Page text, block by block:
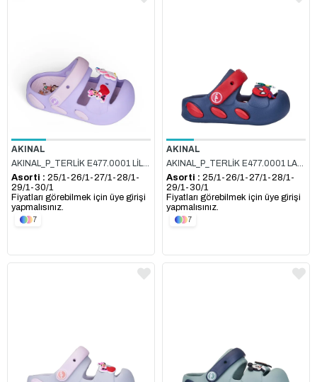
AKINAL
Asorti : 25/1-26/1-27/1-28/1-
29/1-30/1
Fiyatları görebilmek için üye girişi
yapmalısınız.
7
AKINAL
AKINAL_P_TERLİK E477.0001 LACİ_KIRMIZI
Asorti : 25/1-26/1-27/1-28/1-
29/1-30/1
Fiyatları görebilmek için üye girişi
yapmalısınız.
7